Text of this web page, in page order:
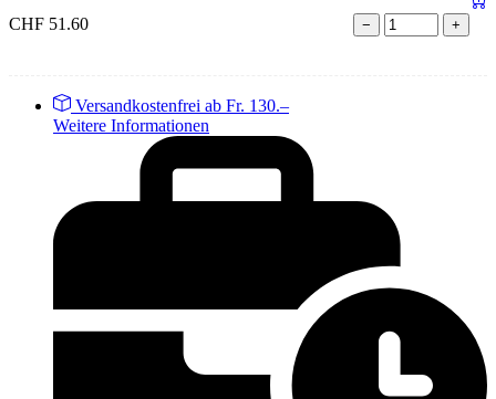
CHF 51.60 − +
Versandkostenfrei ab Fr. 130.–
Weitere Informationen